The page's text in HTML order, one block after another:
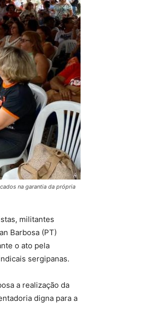
na garantia da própria
militantes
Barbosa (PT)
o ato pela
sergipanas.
a realização da
digna para a